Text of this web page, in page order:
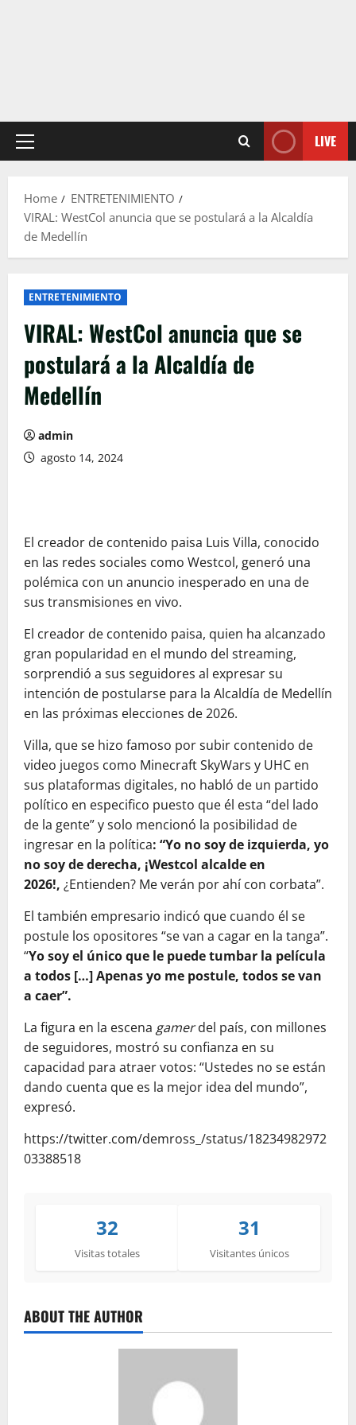
Primary
LIVE
Home
ENTRETENIMIENTO
VIRAL: WestCol anuncia que se postulará a la Alcaldía
de Medellín
ENTRETENIMIENTO
VIRAL: WestCol anuncia que se
postulará a la Alcaldía de
Medellín
admin
agosto 14, 2024
El creador de contenido paisa Luis Villa, conocido
en las redes sociales como Westcol, generó una
polémica con un anuncio inesperado en una de
sus transmisiones en vivo.
El creador de contenido paisa, quien ha alcanzado
gran popularidad en el mundo del streaming,
sorprendió a sus seguidores al expresar su
intención de postularse para la Alcaldía de Medellín
en las próximas elecciones de 2026.
Villa, que se hizo famoso por subir contenido de
video juegos como Minecraft SkyWars y UHC en
sus plataformas digitales, no habló de un partido
político en especifico puesto que él esta “del lado
de la gente” y solo mencionó la posibilidad de
ingresar en la política: “Yo no soy de izquierda, yo
no soy de derecha, ¡Westcol alcalde en
2026!, ¿Entienden? Me verán por ahí con corbata”.
El también empresario indicó que cuando él se
postule los opositores “se van a cagar en la tanga”.
“Yo soy el único que le puede tumbar la película
a todos […] Apenas yo me postule, todos se van
a caer”.
La figura en la escena gamerdel país, con millones
de seguidores, mostró su confianza en su
capacidad para atraer votos: “Ustedes no se están
dando cuenta que es la mejor idea del mundo”,
expresó.
https://twitter.com/demross_/status/18234982972
03388518
32
Visitas totales
31
Visitantes únicos
ABOUT THE AUTHOR